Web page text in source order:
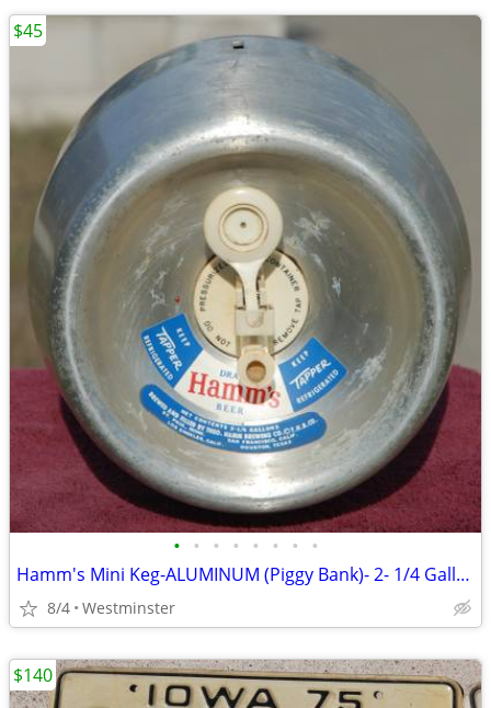
• • • • • • • •
Hamm's Mini Keg-ALUMINUM (Piggy Bank)- 2- 1/4 Gallon -Beer Keg 1960's
8/4 Westminster
$45
$140